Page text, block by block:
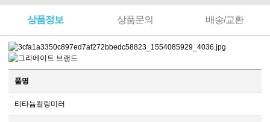
상품정보 상품문의 배송/교환
품명
티타늄컬링미러